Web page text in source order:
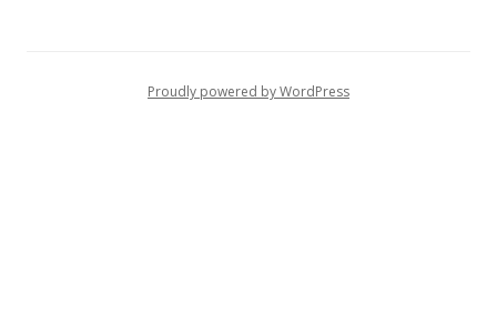
Proudly powered by WordPress